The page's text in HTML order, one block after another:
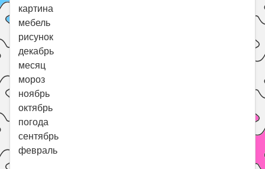
картина
мебель
рисунок
декабрь
месяц
мороз
ноябрь
октябрь
погода
сентябрь
февраль